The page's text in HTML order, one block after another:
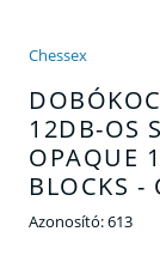
Chessex
12DB-OS
OPAQUE
BLOCKS -
Azonosító:613